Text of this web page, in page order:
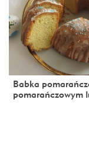
Babka
pomarańczowym